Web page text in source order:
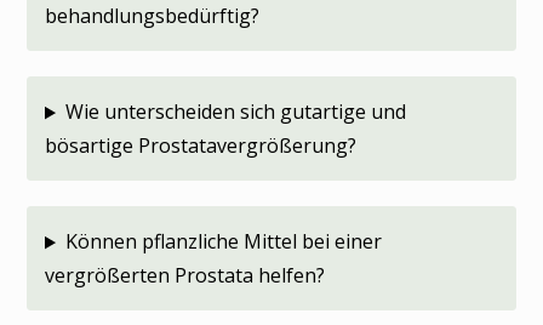
behandlungsbedürftig?
Wie unterscheiden sich gutartige und
bösartige Prostatavergrößerung?
Können pflanzliche Mittel bei einer
vergrößerten Prostata helfen?